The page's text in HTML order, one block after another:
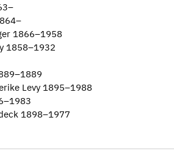
1866–1958
1858–1932
Levy 1895–1988
1898–1977